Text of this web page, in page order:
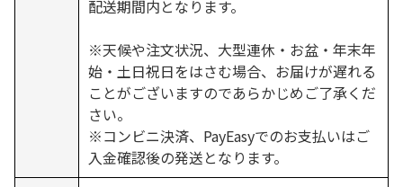
配送期間内となります。
※天候や注文状況、大型連休・お盆・年末年
始・土日祝日をはさむ場合、お届けが遅れる
ことがございますのであらかじめご了承くだ
さい。
※コンビニ決済、PayEasyでのお支払いはご
入金確認後の発送となります。